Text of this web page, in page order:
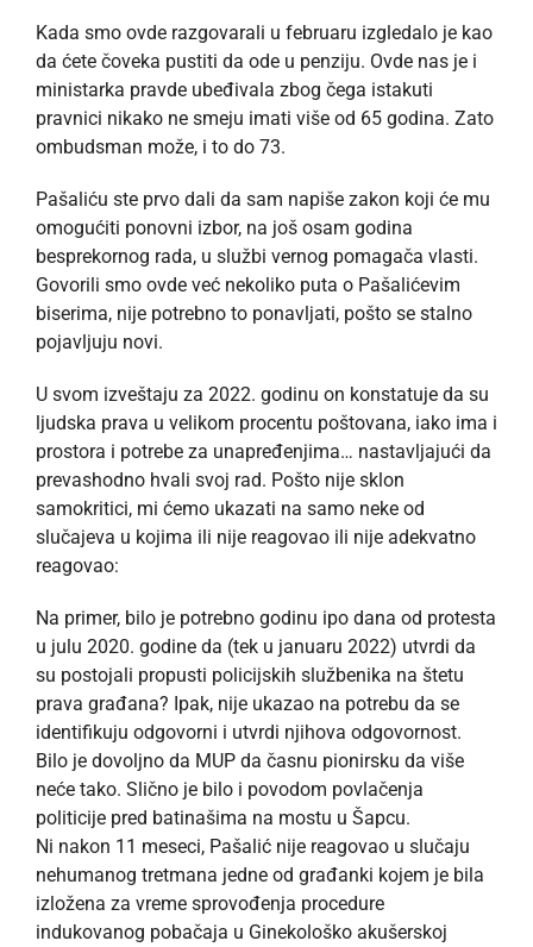
Kada smo ovde razgovarali u februaru izgledalo je kao
da ćete čoveka pustiti da ode u penziju. Ovde nas je i
ministarka pravde ubeđivala zbog čega istakuti
pravnici nikako ne smeju imati više od 65 godina. Zato
ombudsman može, i to do 73.
Pašaliću ste prvo dali da sam napiše zakon koji će mu
omogućiti ponovni izbor, na još osam godina
besprekornog rada, u službi vernog pomagača vlasti.
Govorili smo ovde već nekoliko puta o Pašalićevim
biserima, nije potrebno to ponavljati, pošto se stalno
pojavljuju novi.
U svom izveštaju za 2022. godinu on konstatuje da su
ljudska prava u velikom procentu poštovana, iako ima i
prostora i potrebe za unapređenjima… nastavljajući da
prevashodno hvali svoj rad. Pošto nije sklon
samokritici, mi ćemo ukazati na samo neke od
slučajeva u kojima ili nije reagovao ili nije adekvatno
reagovao:
Na primer, bilo je potrebno godinu ipo dana od protesta
u julu 2020. godine da (tek u januaru 2022) utvrdi da
su postojali propusti policijskih službenika na štetu
prava građana? Ipak, nije ukazao na potrebu da se
identifikuju odgovorni i utvrdi njihova odgovornost.
Bilo je dovoljno da MUP da časnu pionirsku da više
neće tako. Slično je bilo i povodom povlačenja
politicije pred batinašima na mostu u Šapcu.
Ni nakon 11 meseci, Pašalić nije reagovao u slučaju
nehumanog tretmana jedne od građanki kojem je bila
izložena za vreme sprovođenja procedure
indukovanog pobačaja u Ginekološko akušerskoj